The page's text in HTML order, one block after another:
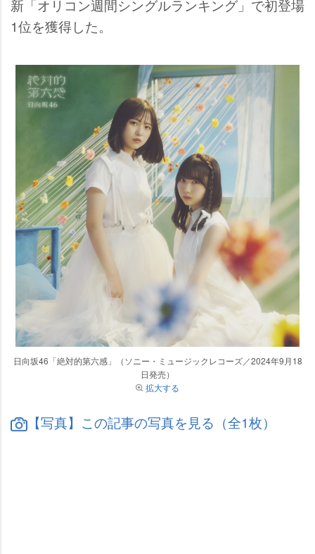
新「オリコン週間シングルランキング」で初登場
1位を獲得した。
日向坂46「絶対的第六感」（ソニー・ミュージックレコーズ／2024年9月18
日発売）
拡大する
【写真】この記事の写真を見る（全1枚）